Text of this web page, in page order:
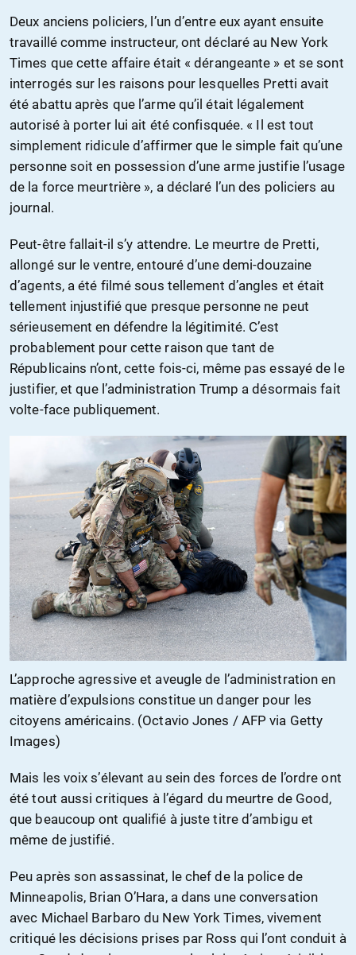
Deux anciens policiers, l’un d’entre eux ayant ensuite
travaillé comme instructeur, ont déclaré au New York
Times que cette affaire était « dérangeante » et se sont
interrogés sur les raisons pour lesquelles Pretti avait
été abattu après que l’arme qu’il était légalement
autorisé à porter lui ait été confisquée. « Il est tout
simplement ridicule d’affirmer que le simple fait qu’une
personne soit en possession d’une arme justifie l’usage
de la force meurtrière », a déclaré l’un des policiers au
journal.
Peut-être fallait-il s’y attendre. Le meurtre de Pretti,
allongé sur le ventre, entouré d’une demi-douzaine
d’agents, a été filmé sous tellement d’angles et était
tellement injustifié que presque personne ne peut
sérieusement en défendre la légitimité. C’est
probablement pour cette raison que tant de
Républicains n’ont, cette fois-ci, même pas essayé de le
justifier, et que l’administration Trump a désormais fait
volte-face publiquement.
L’approche agressive et aveugle de l’administration en
matière d’expulsions constitue un danger pour les
citoyens américains. (Octavio Jones / AFP via Getty
Images)
Mais les voix s’élevant au sein des forces de l’ordre ont
été tout aussi critiques à l’égard du meurtre de Good,
que beaucoup ont qualifié à juste titre d’ambigu et
même de justifié.
Peu après son assassinat, le chef de la police de
Minneapolis, Brian O’Hara, a dans une conversation
avec Michael Barbaro du New York Times, vivement
critiqué les décisions prises par Ross qui l’ont conduit à